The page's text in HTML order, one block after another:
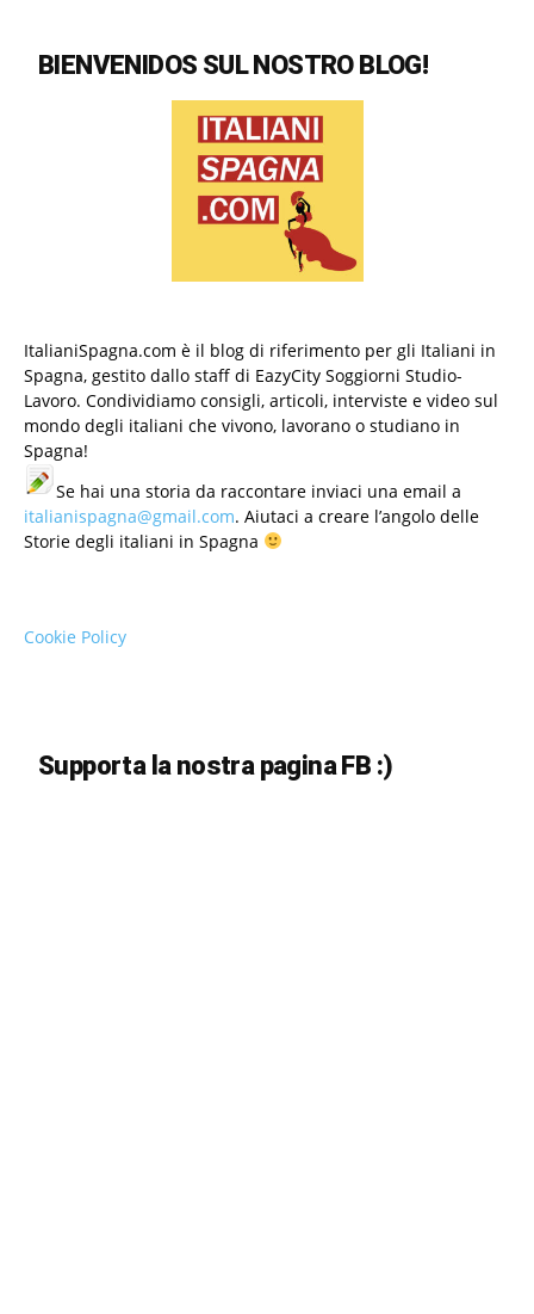
BIENVENIDOS SUL NOSTRO BLOG!
ItalianiSpagna.com è il blog di riferimento per gli Italiani in
Spagna, gestito dallo staff di EazyCity Soggiorni Studio-
Lavoro. Condividiamo consigli, articoli, interviste e video sul
mondo degli italiani che vivono, lavorano o studiano in
Spagna!
Se hai una storia da raccontare inviaci una email a
italianispagna@gmail.com. Aiutaci a creare l’angolo delle
Storie degli italiani in Spagna
Cookie Policy
Supporta la nostra pagina FB :)